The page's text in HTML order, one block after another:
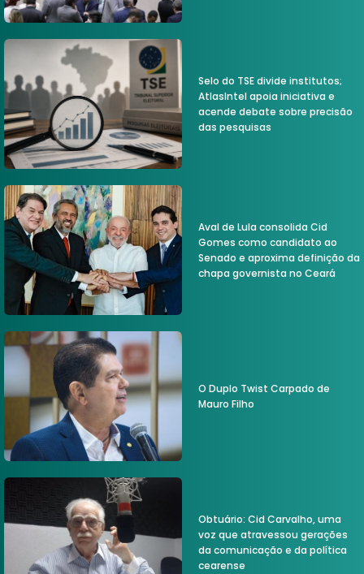
Selo do TSE divide institutos;
AtlasIntel apoia iniciativa e
acende debate sobre precisão
das pesquisas
Aval de Lula consolida Cid
Gomes como candidato ao
Senado e aproxima definição da
chapa governista no Ceará
O Duplo Twist Carpado de
Mauro Filho
Obtuário: Cid Carvalho, uma
voz que atravessou gerações
da comunicação e da política
cearense